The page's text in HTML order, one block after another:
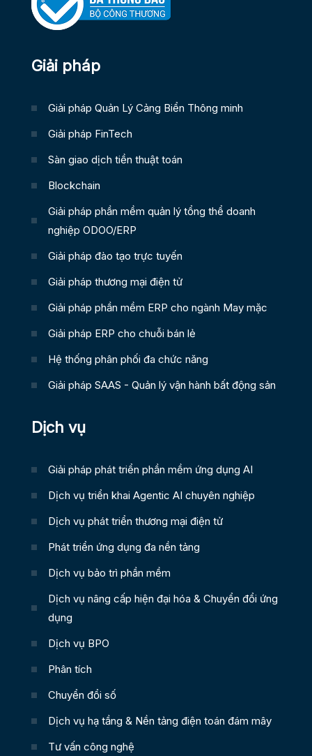
Giải pháp
Giải pháp Quản Lý Cảng Biển Thông minh
Giải pháp FinTech
Sàn giao dịch tiền thuật toán
Blockchain
Giải pháp phần mềm quản lý tổng thể doanh
nghiệp ODOO/ERP
Giải pháp đào tạo trực tuyến
Giải pháp thương mại điện tử
Giải pháp phần mềm ERP cho ngành May mặc
Giải pháp ERP cho chuỗi bán lẻ
Hệ thống phân phối đa chức năng
Giải pháp SAAS - Quản lý vận hành bất động sản
Dịch vụ
Giải pháp phát triển phần mềm ứng dụng AI
Dịch vụ triển khai Agentic AI chuyên nghiệp
Dịch vụ phát triển thương mại điện tử
Phát triển ứng dụng đa nền tảng
Dịch vụ bảo trì phần mềm
Dịch vụ nâng cấp hiện đại hóa & Chuyển đổi ứng
dụng
Dịch vụ BPO
Phân tích
Chuyển đổi số
Dịch vụ hạ tầng & Nền tảng điện toán đám mây
Tư vấn công nghệ